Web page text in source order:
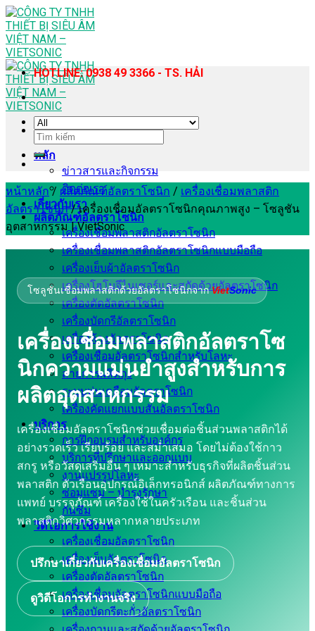
Skip
to
content
หลัก
ข่าวสารและกิจกรรม
ติดต่อเรา
เกี่ยวกับเรา
ผลิตภัณฑ์อัลตราโซนิก
เครื่องเชื่อมพลาสติกอัลตราโซนิก
เครื่องเชื่อมพลาสติกอัลตราโซนิกแบบมือถือ
เครื่องเย็บผ้าอัลตราโซนิก
เครื่องโฮโมจีไนเซอร์และสกัดด้วยอัลตราโซนิก
เครื่องตัดอัลตราโซนิก
เครื่องบัดกรีอัลตราโซนิก
เครื่องล้างอัลตราโซนิก
เครื่องเชื่อมอัลตราโซนิกสำหรับโลหะ
สายการผลิตถุง
ระบบพ่นเคลือบอัลตราโซนิก
เครื่องคัดแยกแบบสั่นอัลตราโซนิก
บริการ
การฝึกอบรมสำหรับองค์กร
บริการที่ปรึกษาและออกแบบ
งานแปรรูปโลหะ
ซ่อมแซม – บำรุงรักษา
กันซึม
วิดีโอการใช้งาน
เครื่องเชื่อมอัลตราโซนิก
เครื่องเย็บอัลตราโซนิก
เครื่องตัดอัลตราโซนิก
เครื่องเชื่อมอัลตราโซนิกแบบมือถือ
เครื่องบัดกรีตะกั่วอัลตราโซนิก
HOTLINE: 0938 49 3366 - TS. HẢI
ค้นหา:
หน้าหลัก / ผลิตภัณฑ์อัลตราโซนิก / เครื่องเชื่อมพลาสติก
อัลตราโซนิก /เครื่องเชื่อมอัลตราโซนิกคุณภาพสูง – โซลูชัน
อุตสาหกรรม | VietSonic
โซลูชันเชื่อมพลาสติกด้วยอัลตราโซนิกจากVietSonic
เครื่องเชื่อมพลาสติกอัลตราโซ
นิกความแม่นยำสูงสำหรับการ
ผลิตอุตสาหกรรม
เครื่องเชื่อมอัลตราโซนิกช่วยเชื่อมต่อชิ้นส่วนพลาสติกได้
อย่างรวดเร็ว เรียบร้อย และสม่ำเสมอ โดยไม่ต้องใช้กาว
สกรู หรือวัสดุเสริมอื่น ๆ เหมาะสำหรับธุรกิจที่ผลิตชิ้นส่วน
พลาสติก ตัวเรือนอุปกรณ์อิเล็กทรอนิกส์ ผลิตภัณฑ์ทางการ
แพทย์ บรรจุภัณฑ์ เครื่องใช้ในครัวเรือน และชิ้นส่วน
พลาสติกวิศวกรรมหลากหลายประเภท
ปรึกษาเกี่ยวกับเครื่องเชื่อมอัลตราโซนิก
ดูวิดีโอการทำงานจริง